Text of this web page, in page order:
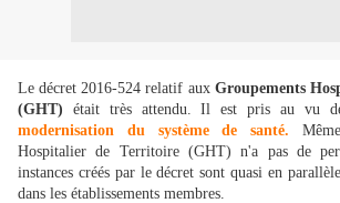
Le décret 2016-524 relatif aux Groupements
(GHT) était très attendu. Il est pris au vu
modernisation du système de santé.
Hospitalier de Territoire (GHT) n'a pas de
instances créés par le décret sont quasi en
dans les établissements membres.